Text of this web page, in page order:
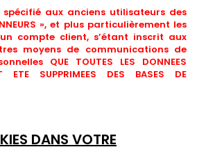
spécifié aux anciens utilisateurs des
», et plus particulièrement les
compte client, s’étant inscrit aux
moyens de communications de
QUE TOUTES LES DONNEES
ETE SUPPRIMEES DES BASES DE
DANS VOTRE